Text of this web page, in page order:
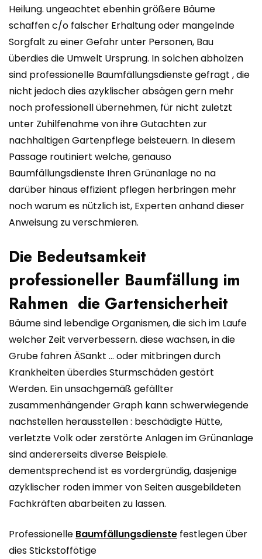
Heilung. ungeachtet ebenhin größere Bäume
schaffen c/o falscher Erhaltung oder mangelnde
Sorgfalt zu einer Gefahr unter Personen, Bau
überdies die Umwelt Ursprung. In solchen abholzen
sind professionelle Baumfällungsdienste gefragt , die
nicht jedoch dies azyklischer absägen gern mehr
noch professionell übernehmen, für nicht zuletzt
unter Zuhilfenahme von ihre Gutachten zur
nachhaltigen Gartenpflege beisteuern. In diesem
Passage routiniert welche, genauso
Baumfällungsdienste Ihren Grünanlage no na
darüber hinaus effizient pflegen herbringen mehr
noch warum es nützlich ist, Experten anhand dieser
Anweisung zu verschmieren.
Die Bedeutsamkeit
professioneller Baumfällung im
Rahmen die Gartensicherheit
Bäume sind lebendige Organismen, die sich im Laufe
welcher Zeit ververbessern. diese wachsen, in die
Grube fahren ÄSankt … oder mitbringen durch
Krankheiten überdies Sturmschäden gestört
Werden. Ein unsachgemäß gefällter
zusammenhängender Graph kann schwerwiegende
nachstellen herausstellen : beschädigte Hütte,
verletzte Volk oder zerstörte Anlagen im Grünanlage
sind andererseits diverse Beispiele.
dementsprechend ist es vordergründig, dasjenige
azyklischer roden immer von Seiten ausgebildeten
Fachkräften abarbeiten zu lassen.
Professionelle Baumfällungsdienste festlegen über
dies Stickstoffötige